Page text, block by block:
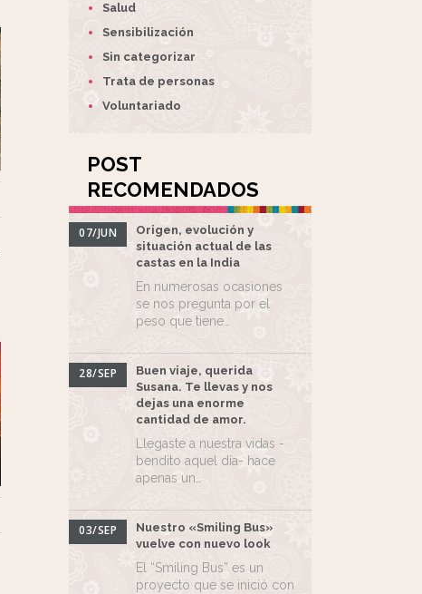
Salud
Sensibilización
Sin categorizar
Trata de personas
Voluntariado
POST
RECOMENDADOS
07/JUN
Origen, evolución y
situación actual de las
castas en la India
En numerosas ocasiones
se nos pregunta por el
peso que tiene…
28/SEP
Buen viaje, querida
Susana. Te llevas y nos
dejas una enorme
cantidad de amor.
Llegaste a nuestra vidas -
bendito aquel día- hace
apenas un…
03/SEP
Nuestro «Smiling Bus»
vuelve con nuevo look
El “Smiling Bus” es un
proyecto que se inició con